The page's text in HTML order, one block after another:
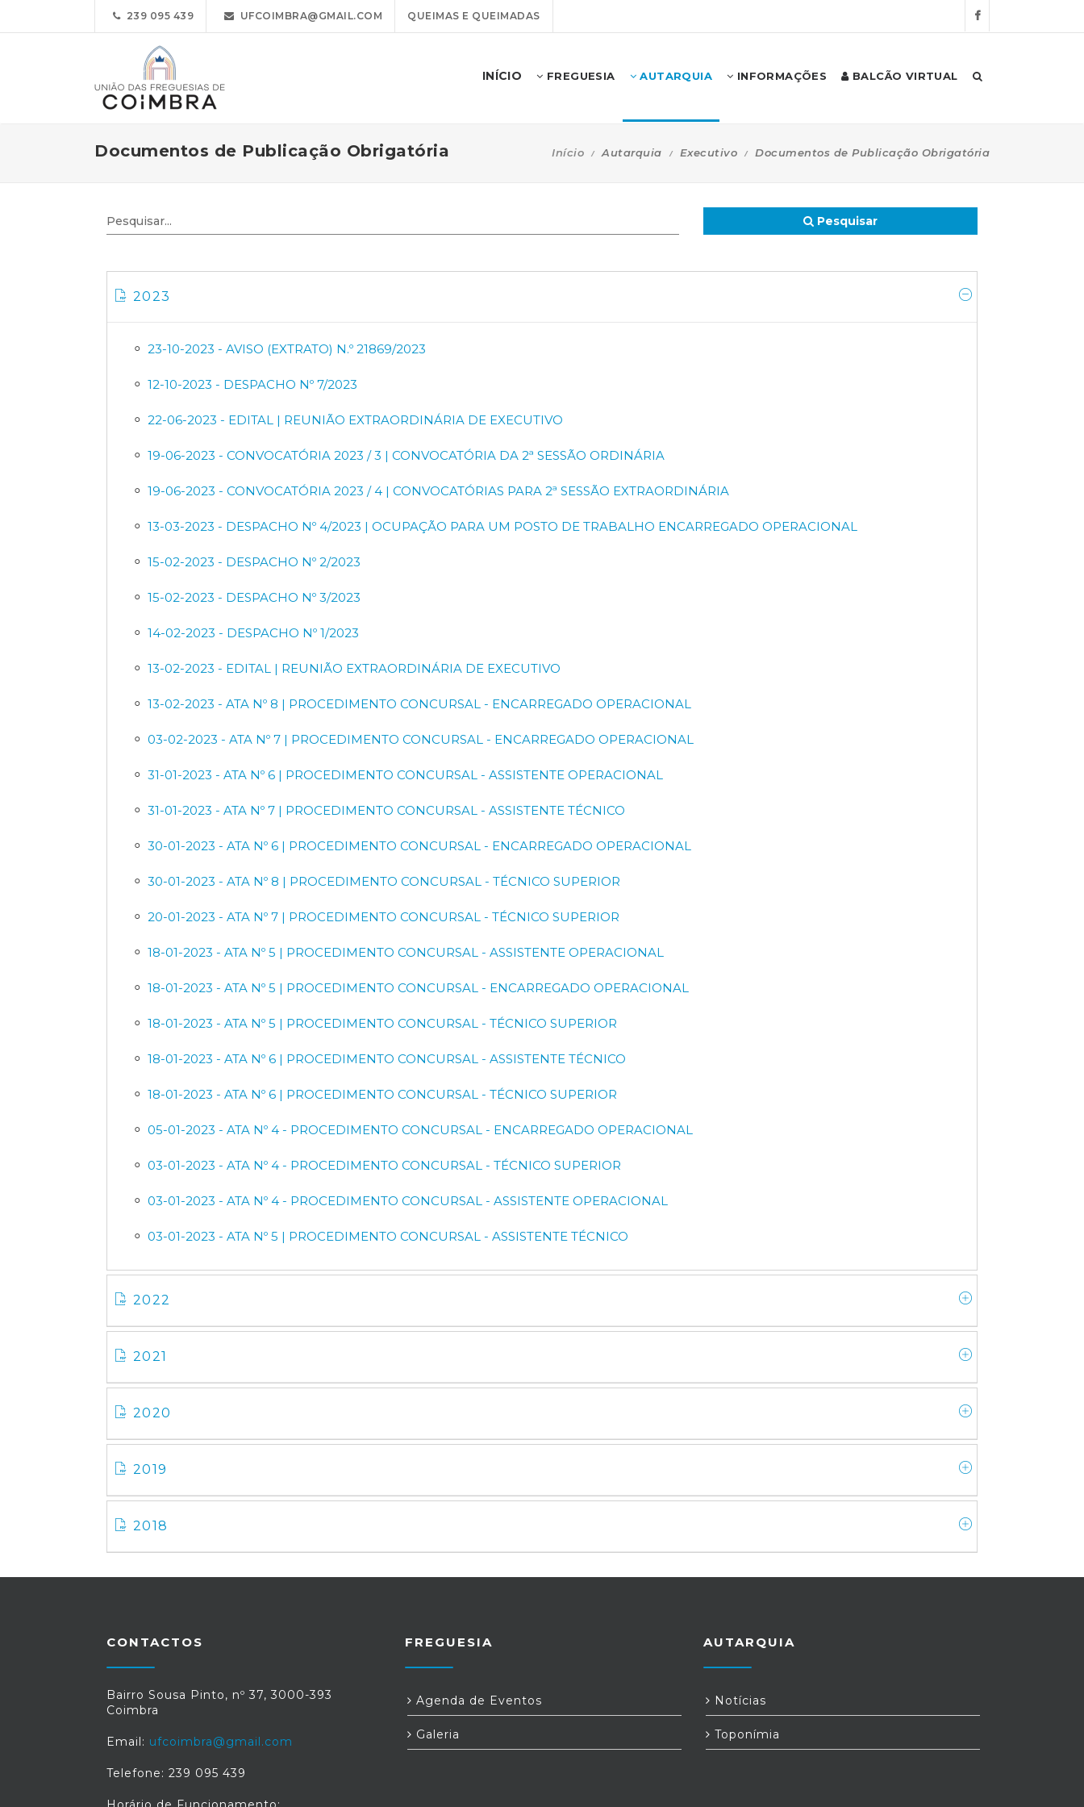
239 095 439 UFCOIMBRA@GMAIL.COM QUEIMAS E QUEIMADAS
INÍCIO FREGUESIA AUTARQUIA INFORMAÇÕES BALCÃO VIRTUAL
Documentos de Publicação Obrigatória Início Autarquia Executivo Documentos de Publicação Obrigatória
Pesquisar
2023
23-10-2023 - AVISO (EXTRATO) N.º 21869/2023
12-10-2023 - DESPACHO Nº 7/2023
22-06-2023 - EDITAL | REUNIÃO EXTRAORDINÁRIA DE EXECUTIVO
19-06-2023 - CONVOCATÓRIA 2023 / 3 | CONVOCATÓRIA DA 2ª SESSÃO ORDINÁRIA
19-06-2023 - CONVOCATÓRIA 2023 / 4 | CONVOCATÓRIAS PARA 2ª SESSÃO EXTRAORDINÁRIA
13-03-2023 - DESPACHO Nº 4/2023 | OCUPAÇÃO PARA UM POSTO DE TRABALHO ENCARREGADO OPERACIONAL
15-02-2023 - DESPACHO Nº 2/2023
15-02-2023 - DESPACHO Nº 3/2023
14-02-2023 - DESPACHO Nº 1/2023
13-02-2023 - EDITAL | REUNIÃO EXTRAORDINÁRIA DE EXECUTIVO
13-02-2023 - ATA Nº 8 | PROCEDIMENTO CONCURSAL - ENCARREGADO OPERACIONAL
03-02-2023 - ATA Nº 7 | PROCEDIMENTO CONCURSAL - ENCARREGADO OPERACIONAL
31-01-2023 - ATA Nº 6 | PROCEDIMENTO CONCURSAL - ASSISTENTE OPERACIONAL
31-01-2023 - ATA Nº 7 | PROCEDIMENTO CONCURSAL - ASSISTENTE TÉCNICO
30-01-2023 - ATA Nº 6 | PROCEDIMENTO CONCURSAL - ENCARREGADO OPERACIONAL
30-01-2023 - ATA Nº 8 | PROCEDIMENTO CONCURSAL - TÉCNICO SUPERIOR
20-01-2023 - ATA Nº 7 | PROCEDIMENTO CONCURSAL - TÉCNICO SUPERIOR
18-01-2023 - ATA Nº 5 | PROCEDIMENTO CONCURSAL - ASSISTENTE OPERACIONAL
18-01-2023 - ATA Nº 5 | PROCEDIMENTO CONCURSAL - ENCARREGADO OPERACIONAL
18-01-2023 - ATA Nº 5 | PROCEDIMENTO CONCURSAL - TÉCNICO SUPERIOR
18-01-2023 - ATA Nº 6 | PROCEDIMENTO CONCURSAL - ASSISTENTE TÉCNICO
18-01-2023 - ATA Nº 6 | PROCEDIMENTO CONCURSAL - TÉCNICO SUPERIOR
05-01-2023 - ATA Nº 4 - PROCEDIMENTO CONCURSAL - ENCARREGADO OPERACIONAL
03-01-2023 - ATA Nº 4 - PROCEDIMENTO CONCURSAL - TÉCNICO SUPERIOR
03-01-2023 - ATA Nº 4 - PROCEDIMENTO CONCURSAL - ASSISTENTE OPERACIONAL
03-01-2023 - ATA Nº 5 | PROCEDIMENTO CONCURSAL - ASSISTENTE TÉCNICO
2022
2021
2020
2019
2018
CONTACTOS
Bairro Sousa Pinto, nº 37, 3000-393
Coimbra
Email: ufcoimbra@gmail.com
Telefone: 239 095 439
FREGUESIA
Agenda de Eventos
Galeria
AUTARQUIA
Notícias
Toponímia